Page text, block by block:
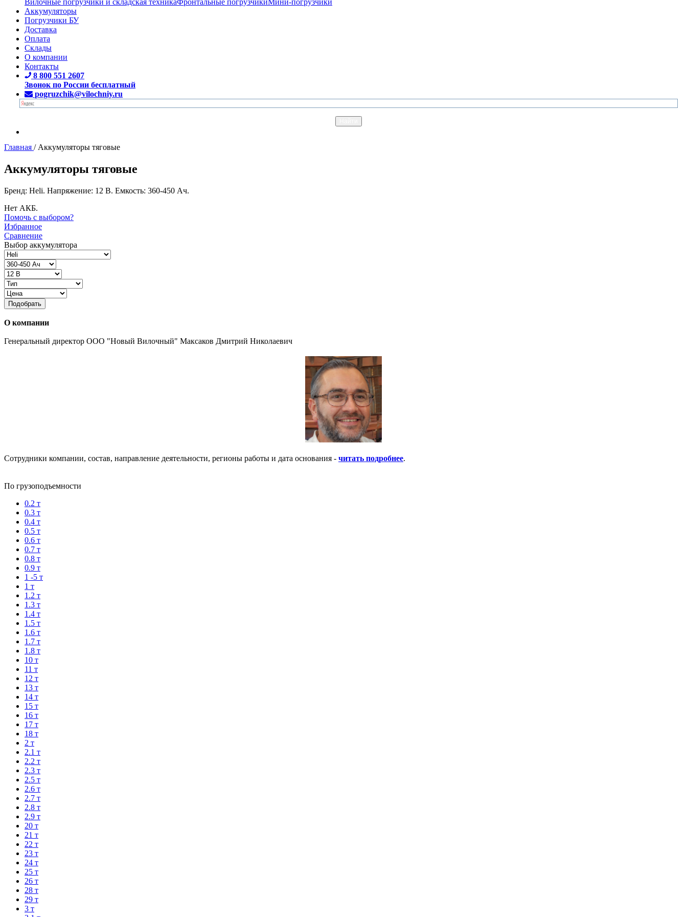
Аккумуляторы
Погрузчики БУ
Доставка
Оплата
Склады
О компании
Контакты
8 800 551 2607
Звонок по России бесплатный
pogruzchik@vilochniy.ru
Главная / Аккумуляторы тяговые
Аккумуляторы тяговые
Бренд: Heli. Напряжение: 12 В. Емкость: 360-450 Ач.
Нет АКБ.
Помочь с выбором?
Избранное
Сравнение
Выбор аккумулятора
Подобрать
О компании
Генеральный директор ООО "Новый Вилочный" Максаков Дмитрий Николаевич
Сотрудники компании, состав, направление деятельности, регионы работы и дата основания - читать подробнее.
По грузоподъемности
0.2 т
0.3 т
0.4 т
0.5 т
0.6 т
0.7 т
0.8 т
0.9 т
1 -5 т
1 т
1.2 т
1.3 т
1.4 т
1.5 т
1.6 т
1.7 т
1.8 т
10 т
11 т
12 т
13 т
14 т
15 т
16 т
17 т
18 т
2 т
2.1 т
2.2 т
2.3 т
2.5 т
2.6 т
2.7 т
2.8 т
2.9 т
20 т
21 т
22 т
23 т
24 т
25 т
26 т
28 т
29 т
3 т